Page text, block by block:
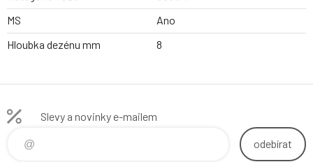
MS
Ano
Hloubka dezénu mm
8
Slevy a novinky e-mailem
odebírat